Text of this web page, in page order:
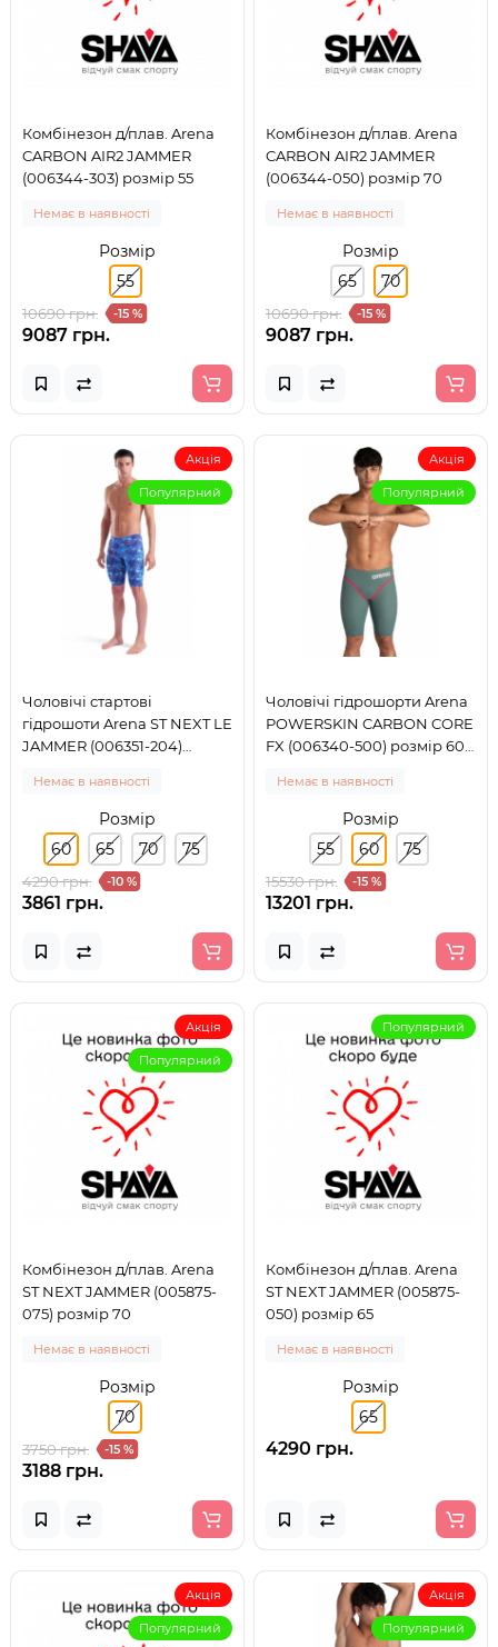
Комбінезон д/плав. Arena
CARBON AIR2 JAMMER
(006344-303) розмір 55
Немає в наявності
Розмір
55
10690 грн. -15 %
9087 грн.
Комбінезон д/плав. Arena
CARBON AIR2 JAMMER
(006344-050) розмір 70
Немає в наявності
Розмір
65
70
10690 грн. -15 %
9087 грн.
Акція
Популярний
Чоловічі стартові
гідрошоти Arena ST NEXT LE
JAMMER (006351-204)
Немає в наявності
Розмір
60
65 70 75
4290 грн. -10 %
3861 грн.
Акція
Популярний
Чоловічі гідрошорти Arena
POWERSKIN CARBON CORE
FX (006340-500) розмір 60
Немає в наявності
Розмір
55
60 75
15530 грн. -15 %
13201 грн.
Акція
Популярний
Комбінезон д/плав. Arena
ST NEXT JAMMER (005875-
075) розмір 70
Немає в наявності
Розмір
70
3750 грн. -15 %
3188 грн.
Популярний
Комбінезон д/плав. Arena
ST NEXT JAMMER (005875-
050) розмір 65
Немає в наявності
Розмір
65
4290 грн.
Акція
Популярний
Акція
Популярний